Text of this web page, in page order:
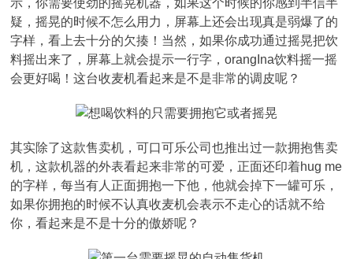
示，你需要使劲的摇晃机器，如果这个时候的你感到半信半
疑，摇晃的时候不怎么用力，屏幕上还会出现真是弱爆了的
字样，看上去十分的欠揍！当然，如果你成功通过摇晃把饮
料摇出来了，屏幕上就会提示一行字，orangIna饮料摇一摇
会更好喝！这台收麦机看起来是不是非常的调皮呢？
其实除了这款售卖机，可口可乐公司也推出过一款拥抱售卖
机，这款机器的外表看起来非常的可爱，正面还印着hug me
的字样，每当有人正面拥抱一下他，他就会掉下一罐可乐，
如果你拥抱的时候不认真收麦机会表示不走心的话就不给
你，看起来是不是十分的傲娇呢？